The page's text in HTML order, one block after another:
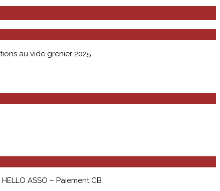
au vide grenier 2025
ASSO – Paiement CB